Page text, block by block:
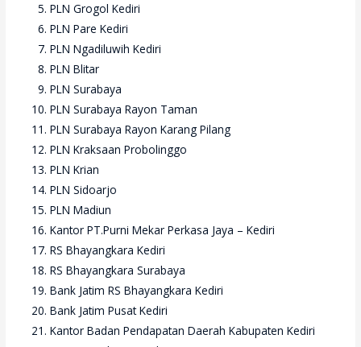
PLN Grogol Kediri
PLN Pare Kediri
PLN Ngadiluwih Kediri
PLN Blitar
PLN Surabaya
PLN Surabaya Rayon Taman
PLN Surabaya Rayon Karang Pilang
PLN Kraksaan Probolinggo
PLN Krian
PLN Sidoarjo
PLN Madiun
Kantor PT.Purni Mekar Perkasa Jaya – Kediri
RS Bhayangkara Kediri
RS Bhayangkara Surabaya
Bank Jatim RS Bhayangkara Kediri
Bank Jatim Pusat Kediri
Kantor Badan Pendapatan Daerah Kabupaten Kediri